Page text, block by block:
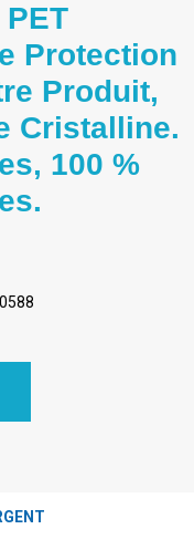
Protection
Produit,
Cristalline.
100 %